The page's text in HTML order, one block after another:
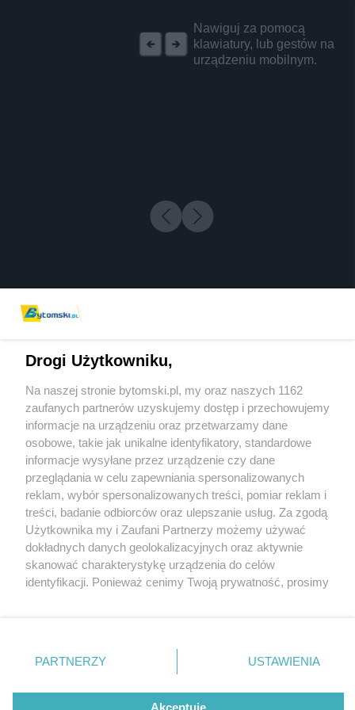
Nawiguj za pomocą
klawiatury, lub gestów na
urządzeniu mobilnym.
5 / 0
Wydawca mediów lokalnych
Nie zapomnij
zapoznać się z:
polityką prywatności regulamin korzystania z portali
Twojemiasto
Piekary Śląskie
Chorzów
Tarnowskie Góry
Gliwice
Skontakuj sięz nami
Kontakt
Wydawca
Pogoda
Drogi Użytkowniku,
Na naszej stronie bytomski.pl, my oraz naszych 1162
zaufanych partnerów uzyskujemy dostęp i przechowujemy
informacje na urządzeniu oraz przetwarzamy dane
osobowe, takie jak unikalne identyfikatory, standardowe
informacje wysyłane przez urządzenie czy dane
przeglądania w celu zapewniania spersonalizowanych
reklam, wybór spersonalizowanych treści, pomiar reklam i
treści, badanie odbiorców oraz ulepszanie usług. Za zgodą
Użytkownika my i Zaufani Partnerzy możemy używać
dokładnych danych geolokalizacyjnych oraz aktywnie
skanować charakterystykę urządzenia do celów
identyfikacji. Ponieważ cenimy Twoją prywatność, prosimy
prywatności znajdujący się w lewym dolnym rogu strony
. Niektóre rodzaje przetwarzania danych nie wymagają
zgody użytkownika, ale masz prawo sprzeciwić się
takiemu przetwarzaniu. Preferencje będą miały
PARTNERZY USTAWIENIA
Akceptuję